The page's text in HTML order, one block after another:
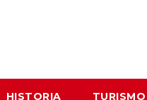
HISTORIA TURISMO